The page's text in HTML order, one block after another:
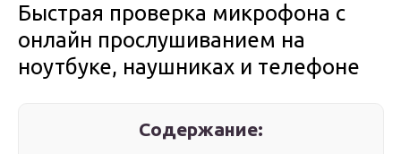
Быстрая проверка микрофона с
онлайн прослушиванием на
ноутбуке, наушниках и телефоне
Содержание: